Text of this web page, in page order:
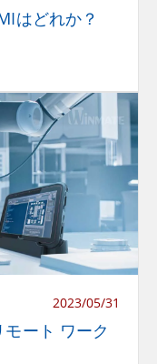
はどれか？
2023/05/31
ート ワーク